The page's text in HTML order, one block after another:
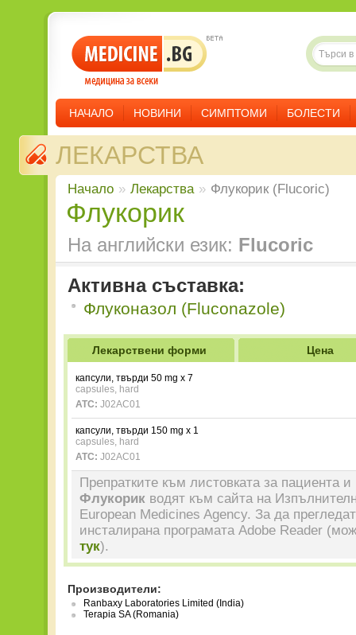
НАЧАЛО НОВИНИ СИМПТОМИ БОЛЕСТИ
ЛЕКАРСТВА
Начало » Лекарства » Флукорик (Flucoric)
Флукорик
На английски език: Flucoric
Активна съставка:
Флуконазол (Fluconazole)
Лекарствени форми Цена
капсули, твърди 50 mg x 7
capsules, hard
ATC: J02AC01
капсули, твърди 150 mg x 1
capsules, hard
ATC: J02AC01
Препратките към листовката за пациента и
Флукорик водят към сайта на
European Medicines Agency. За да
инсталирана програмата Adobe Reader
тук).
Производители:
Ranbaxy Laboratories Limited (India)
Terapia SA (Romania)